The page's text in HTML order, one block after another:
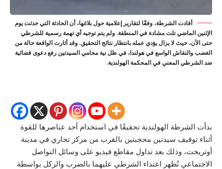
أفادت الشرطة، وفقًا لتقارير إعلامية حول بلاغها، أن الحادثة التي حدثت يوم
الإثنين الماضي تلت مشادة في المنطقة. ولم يتم توجيه أي تهمة رسمية للشرطي
حتى الآن، حيث لا يزال يؤدي عمله بانتظار نتائج التحقيق. وقد أثارت الواقعة حالة من
الغضب والنقاش الواسع في هولندا، في ظل نية محامي السيدتين رفع دعوى قضائية
ضد الشرطي المعني في المحكمة الهولندية.
بدأت الشرطة الهولندية تحقيقًا في استخدام أحد عناصرها للقوة
أثناء توقيف سيدتين محجبتين بالقرب من مركز تجاري في مدينة
أوتريخت، وذلك بعد تداول مقاطع فيديو على وسائل التواصل
الاجتماعي تُظهر اعتداء الشرطي عليهما بالضرب والركل بواسطة